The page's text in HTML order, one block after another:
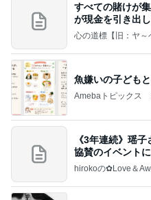
すべての賭けが
が現金を引き出し
心の道標【旧：ヤ～
魚嫌いの子ども
Amebaトピックス
《3年連続》瑶
協賛のイベント
すぎ
hirokoの✿Love＆